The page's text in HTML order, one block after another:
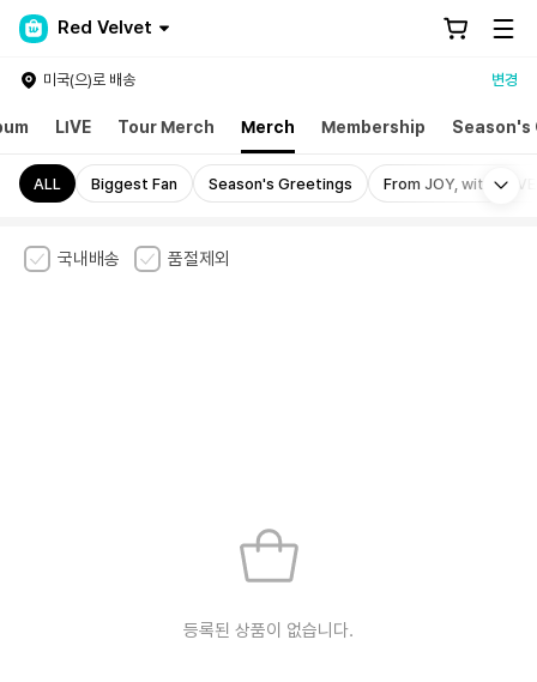
Red Velvet
미국(으)로 배송 변경
LIVE Tour Merch Merch Membership Season's
ALL Biggest Fan Season's Greetings From JOY, with LOVE
국내배송 품절제외
등록된 상품이 없습니다.